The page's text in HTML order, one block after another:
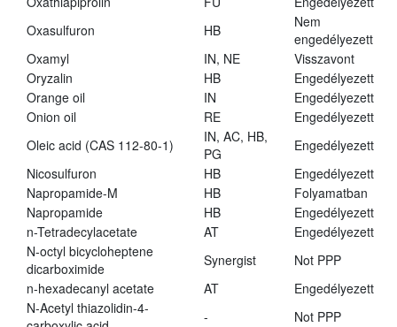
Oxasulfuron
HB
Nem
engedélyezett
Oxamyl
IN, NE
Visszavont
Oryzalin
HB
Engedélyezett
Orange oil
IN
Engedélyezett
Onion oil
RE
Engedélyezett
Oleic acid (CAS 112-80-1)
IN, AC, HB,
PG
Engedélyezett
Nicosulfuron
HB
Engedélyezett
Napropamide-M
HB
Folyamatban
Napropamide
HB
Engedélyezett
n-Tetradecylacetate
AT
Engedélyezett
N-octyl bicycloheptene
dicarboximide
Synergist
Not PPP
n-hexadecanyl acetate
AT
Engedélyezett
N-Acetyl thiazolidin-4-
-
Not PPP